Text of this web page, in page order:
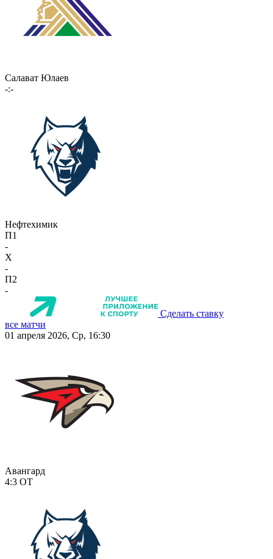
Салават Юлаев
-:-
Нефтехимик
П1
-
X
-
П2
-
Сделать ставку
все матчи
01 апреля 2026, Ср, 16:30
Авангард
4:3 ОТ